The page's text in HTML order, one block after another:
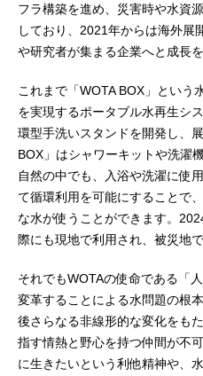
フラ構築を進め、災害時や水資
しており、2021年からは海外展
や研究者が集まる企業へと成長
これまで「WOTA BOX」という
を実現するポータブル水再生シ
環型手洗いスタンドを開発し、
BOX」はシャワーキットや洗濯
自然の中でも、入浴や洗濯に使
て循環利用を可能にすることで
な水が使うことができます。
際にも現地で利用され、被災地
それでもWOTAの使命である「
変革することによる水問題の根
後さらなる非線形的な変化をも
指す情熱と野心を持つ仲間が不
に生きたいという利他精神や、